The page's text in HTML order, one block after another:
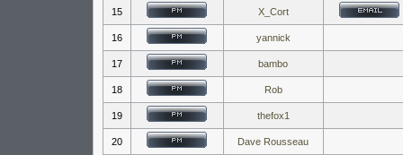
15 X_Cort
16 yannick
17 bambo
18 Rob
19 thefox1
20 Dave Rousseau